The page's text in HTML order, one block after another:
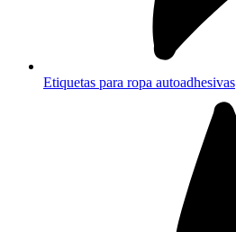
Etiquetas para ropa autoadhesivas